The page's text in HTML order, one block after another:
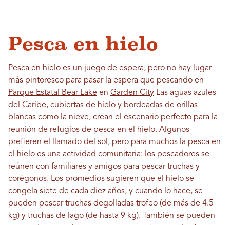
Pesca en hielo
Pesca en hielo es un juego de espera, pero no hay lugar
más pintoresco para pasar la espera que pescando en
Parque Estatal Bear Lake en Garden City Las aguas azules
del Caribe, cubiertas de hielo y bordeadas de orillas
blancas como la nieve, crean el escenario perfecto para la
reunión de refugios de pesca en el hielo. Algunos
prefieren el llamado del sol, pero para muchos la pesca en
el hielo es una actividad comunitaria: los pescadores se
reúnen con familiares y amigos para pescar truchas y
corégonos. Los promedios sugieren que el hielo se
congela siete de cada diez años, y cuando lo hace, se
pueden pescar truchas degolladas trofeo (de más de 4.5
kg) y truchas de lago (de hasta 9 kg). También se pueden